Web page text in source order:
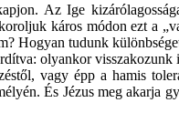
Az Ige
káros módon ezt a
Hogyan tudunk
olyankor
vagy épp a hamis
És Jézus meg akarja